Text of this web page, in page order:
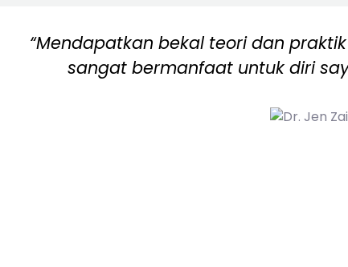
“Mendapatkan bekal teori dan
sangat bermanfaat untuk diri